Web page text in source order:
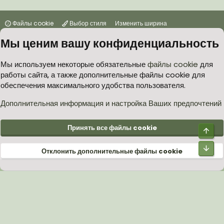
Файлы cookie Выбор стиля Изменить ширина
Условия и правила
Политика в отношении обработки персональных данных
Согласие на обработку персональных данных
Помощь Главная
R
Community platform by XenForo ® © 2010-2026 XenForo Ltd.
Мы ценим вашу конфиденциальность
Мы используем некоторые обязательныефайлы cookie для
работы сайта, а также дополнительные файлы cookie для
обеспечения максимального удобства пользователя.
Дополнительная информация и настройка Ваших предпочтений
Принять все файлы cookie
Отклонить дополнительные файлы cookie